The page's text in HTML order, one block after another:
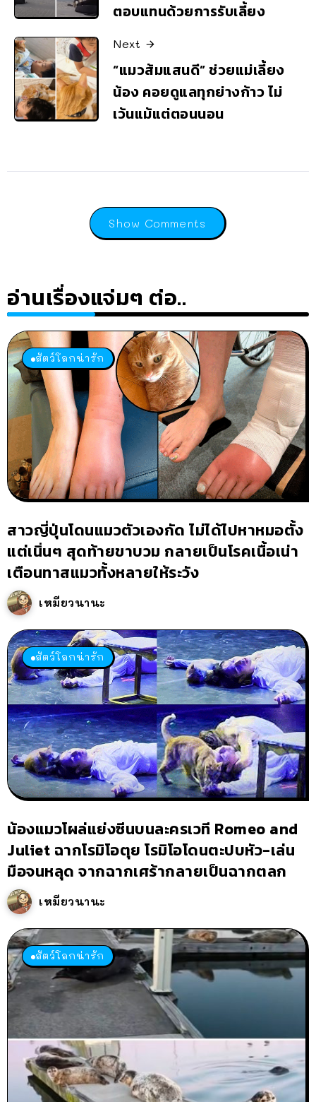
ตอบแทนด้วยการรับเลี้ยง
Next
“แมวส้มแสนดี” ช่วยแม่เลี้ยง
น้อง คอยดูแลทุกย่างก้าว ไม่
เว้นแม้แต่ตอนนอน
Show Comments
อ่านเรื่องแจ่มๆ ต่อ..
สัตว์โลกน่ารัก
สาวญี่ปุ่นโดนแมวตัวเองกัด ไม่ได้ไปหาหมอตั้ง
แต่เนิ่นๆ สุดท้ายขาบวม กลายเป็นโรคเนื้อเน่า
เตือนทาสแมวทั้งหลายให้ระวัง
เหมียวนานะ
สัตว์โลกน่ารัก
น้องแมวโผล่แย่งซีนบนละครเวที Romeo and
Juliet ฉากโรมิโอตุย โรมิโอโดนตะปบหัว-เล่น
มือจนหลุด จากฉากเศร้ากลายเป็นฉากตลก
เหมียวนานะ
สัตว์โลกน่ารัก